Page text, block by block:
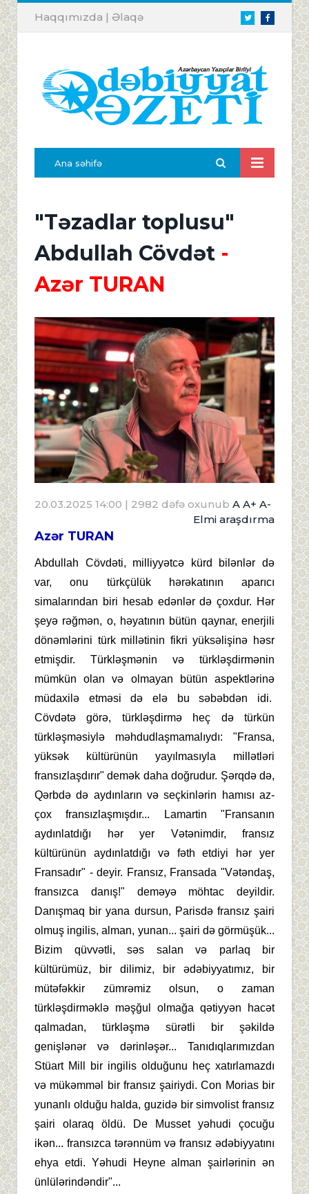
TwitterFacebook
Haqqımızda | Əlaqə
Ana səhifə
"Təzadlar toplusu"
Abdullah Cövdət -
Azər TURAN
20.03.2025 14:00 | 2982 dəfə oxunub A A+ A-
Elmi araşdırma
Azər TURAN
Abdullah Cövdəti, milliyyətcə kürd bilənlər də
var, onu türkçülük hərəkatının aparıcı
simalarından biri hesab edənlər də çoxdur. Hər
şeyə rəğmən, o, həyatının bütün qaynar, enerjili
dönəmlərini türk millətinin fikri yüksəlişinə həsr
etmişdir. Türkləşmənin və türkləşdirmənin
mümkün olan və olmayan bütün aspektlərinə
müdaxilə etməsi də elə bu səbəbdən idi.
Cövdətə görə, türkləşdirmə heç də türkün
türkləşməsiylə məhdudlaşmamalıydı: "Fransa,
yüksək kültürünün yayılmasıyla millətləri
fransızlaşdırır" demək daha doğrudur. Şərqdə də,
Qərbdə də aydınların və seçkinlərin hamısı az-
çox fransızlaşmışdır... Lamartin "Fransanın
aydınlatdığı hər yer Vətənimdir, fransız
kültürünün aydınlatdığı və fəth etdiyi hər yer
Fransadır" - deyir. Fransız, Fransada "Vətəndaş,
fransızca danış!" deməyə möhtac deyildir.
Danışmaq bir yana dursun, Parisdə fransız şairi
olmuş ingilis, alman, yunan... şairi də görmüşük...
Bizim qüvvətli, səs salan və parlaq bir
kültürümüz, bir dilimiz, bir ədəbiyyatımız, bir
mütəfəkkir zümrəmiz olsun, o zaman
türkləşdirməklə məşğul olmağa qətiyyən hacət
qalmadan, türkləşmə sürətli bir şəkildə
genişlənər və dərinləşər... Tanıdıqlarımızdan
Stüart Mill bir ingilis olduğunu heç xatırlamazdı
və mükəmməl bir fransız şairiydi. Con Morias bir
yunanlı olduğu halda, guzidə bir simvolist fransız
şairi olaraq öldü. De Musset yəhudi çocuğu
ikən... fransızca tərənnüm və fransız ədəbiyyatını
ehya etdi. Yəhudi Heyne alman şairlərinin ən
ünlülərindəndir"...